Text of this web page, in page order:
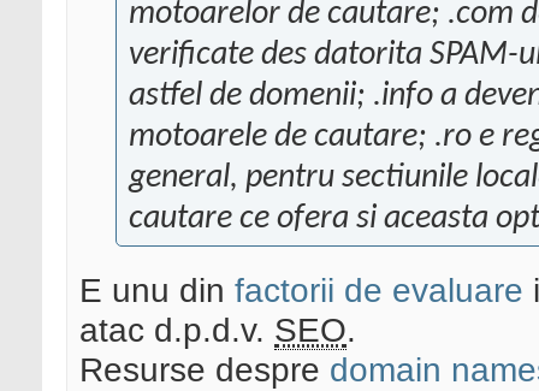
motoarelor de cautare; .com
verificate des datorita SPAM-
astfel de domenii; .info a
motoarele de cautare; .ro e
general, pentru sectiunile
cautare ce ofera si aceasta
E unu din factorii de evaluare
atac d.p.d.v. SEO.
Resurse despre domain